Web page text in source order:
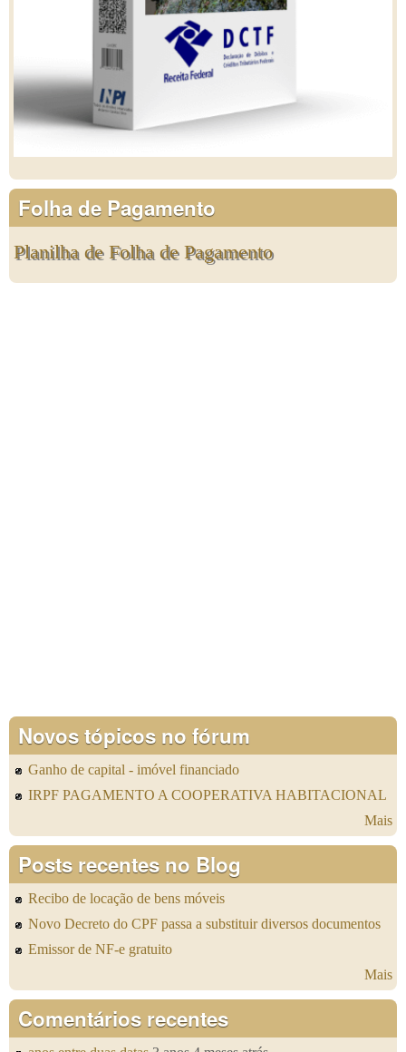
Folha de Pagamento
Planilha de Folha de Pagamento
Novos tópicos no fórum
Ganho de capital - imóvel financiado
IRPF PAGAMENTO A COOPERATIVA HABITACIONAL
Mais
Posts recentes no Blog
Recibo de locação de bens móveis
Novo Decreto do CPF passa a substituir diversos documentos
Emissor de NF-e gratuito
Mais
Comentários recentes